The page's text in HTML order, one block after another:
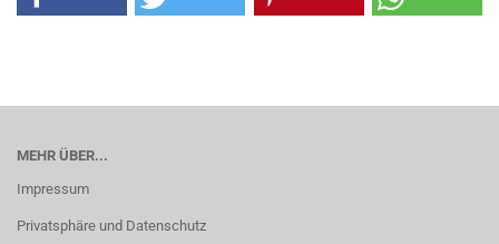
MEHR ÜBER...
Impressum
Privatsphäre und Datenschutz